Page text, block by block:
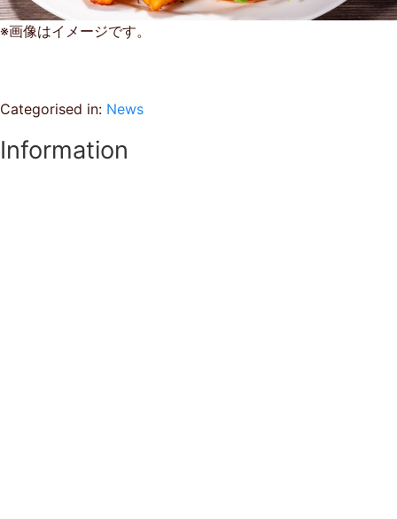
※画像はイメージです。
Categorised in: News
Information